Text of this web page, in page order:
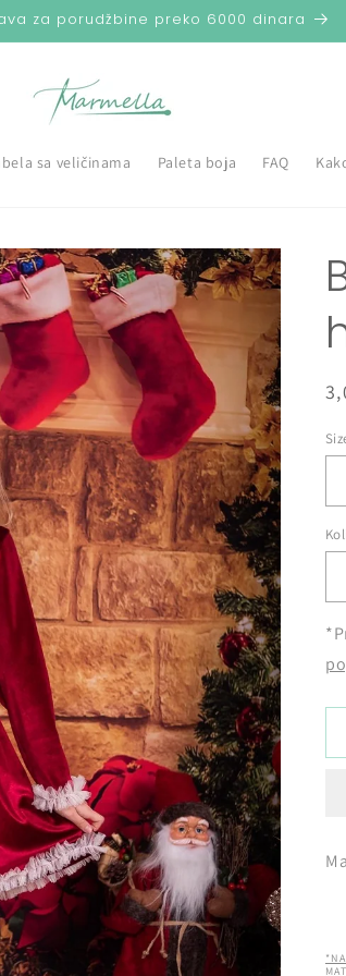
za porudžbine preko 6000 dinara
sa veličinama Paleta boja FAQ